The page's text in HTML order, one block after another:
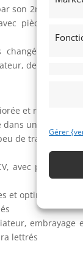
Gérer
son 2nd
pièces hautes
changées par
deux
et restaurée
dans un superbe
de traces
avec pièces
et optimisées
lettrés